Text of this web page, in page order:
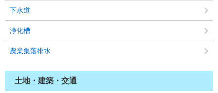
下水道
浄化槽
農業集落排水
土地・建築・交通